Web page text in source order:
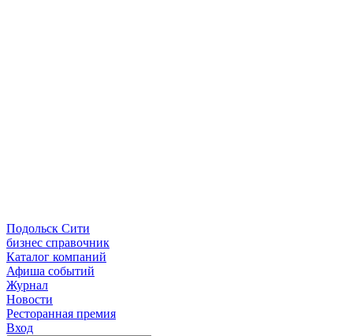
Подольск Сити
бизнес справочник
Каталог компаний
Афиша событий
Журнал
Новости
Ресторанная премия
Вход